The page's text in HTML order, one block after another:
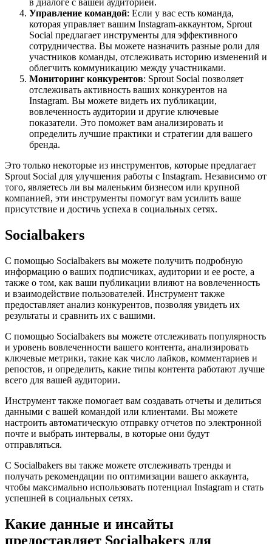
в диалоге с вашей аудиторией.
Управление командой: Если у вас есть команда,
которая управляет вашим Instagram-аккаунтом, Sprout
Social предлагает инструменты для эффективного
сотрудничества. Вы можете назначить разные роли для
участников команды, отслеживать историю изменений и
облегчить коммуникацию между участниками.
Мониторинг конкурентов: Sprout Social позволяет
отслеживать активность ваших конкурентов на
Instagram. Вы можете видеть их публикации,
вовлеченность аудитории и другие ключевые
показатели. Это поможет вам анализировать и
определить лучшие практики и стратегии для вашего
бренда.
Это только некоторые из инструментов, которые предлагает
Sprout Social для улучшения работы с Instagram. Независимо от
того, являетесь ли вы маленьким бизнесом или крупной
компанией, эти инструменты помогут вам усилить ваше
присутствие и достичь успеха в социальных сетях.
Socialbakers
С помощью Socialbakers вы можете получить подробную
информацию о ваших подписчиках, аудитории и ее росте, а
также о том, как ваши публикации влияют на вовлеченность
и взаимодействие пользователей. Инструмент также
предоставляет анализ конкурентов, позволяя увидеть их
результаты и сравнить их с вашими.
С помощью Socialbakers вы можете отслеживать популярность
и уровень вовлеченности вашего контента, анализировать
ключевые метрики, такие как число лайков, комментариев и
репостов, и определить, какие типы контента работают лучше
всего для вашей аудитории.
Инструмент также помогает вам создавать отчеты и делиться
данными с вашей командой или клиентами. Вы можете
настроить автоматическую отправку отчетов по электронной
почте и выбрать интервалы, в которые они будут
отправляться.
С Socialbakers вы также можете отслеживать тренды и
получать рекомендации по оптимизации вашего аккаунта,
чтобы максимально использовать потенциал Instagram и стать
успешней в социальных сетях.
Какие данные и инсайты
предоставляет Socialbakers для